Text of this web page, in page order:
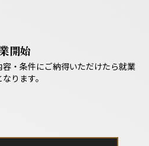
開始
容・条件にご納得いただけたら就業
ります。